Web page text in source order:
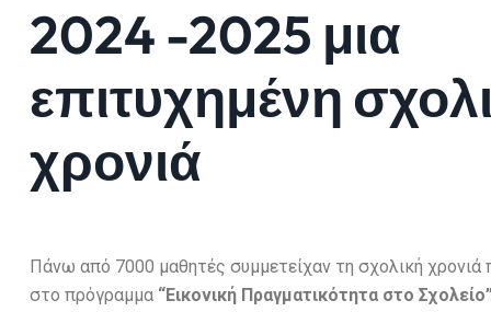
2024 -2025 μια
επιτυχημένη
χρονιά
Πάνω από 7000 μαθητές συμμετείχαν τη σχολική χρονιά
στο πρόγραμμα “Εικονική Πραγματικότητα στο